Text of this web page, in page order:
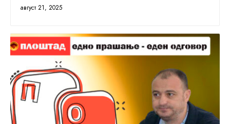
август 21, 2025